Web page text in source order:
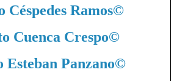
Céspedes Ramos©
Cuenca Crespo©
Esteban Panzano©